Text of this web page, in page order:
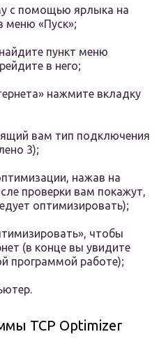
с помощью ярлыка на
меню «Пуск»;
пункт меню
в него;
нажмите вкладку
вам тип подключения
3);
нажав на
проверки вам покажут,
оптимизировать);
чтобы
(в конце вы увидите
программой работе);
TCP Optimizer